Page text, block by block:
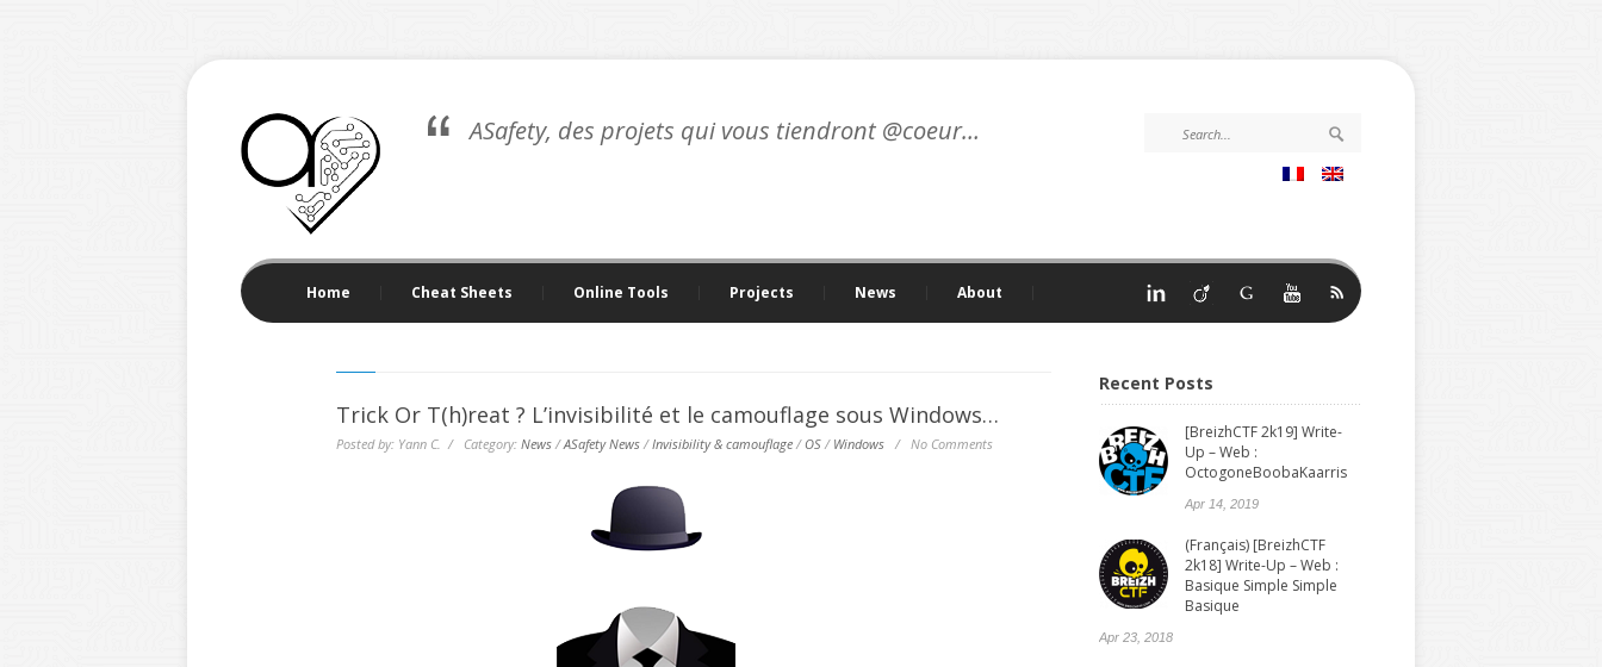
ASafety, des projets qui vous tiendront @coeur…
Home Cheat Sheets Online Tools Projects News About
Trick Or T(h)reat ? L’invisibilité et le camouflage sous Windows…
Posted by: Yann C. / Category: News /ASafety News /Invisibility & camouflage / OS / Windows / No Comments
Recent Posts
[BreizhCTF 2k19] Write-
Up – Web :
OctogoneBoobaKaarris
Apr 14, 2019
(Français) [BreizhCTF
2k18] Write-Up – Web :
Basique Simple Simple
Basique
Apr 23, 2018